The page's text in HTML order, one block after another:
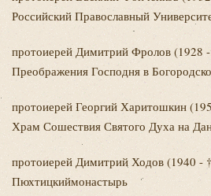
Российский Православный
протоиерей Димитрий Фролов (1928
Преображения Господня в
протоиерей Георгий Харитошкин
Храм Сошествия Святого Духа на
протоиерей Димитрий Ходов (1940 -
Пюхтицкиймонастырь